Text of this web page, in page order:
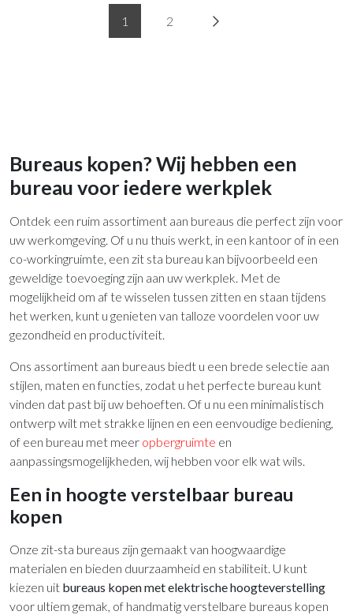
1 2
Bureaus kopen? Wij hebben een
bureau voor iedere werkplek
Ontdek een ruim assortiment aan bureaus die perfect zijn voor
uw werkomgeving. Of u nu thuis werkt, in een kantoor of in een
co-workingruimte, een zit sta bureau kan bijvoorbeeld een
geweldige toevoeging zijn aan uw werkplek. Met de
mogelijkheid om af te wisselen tussen zitten en staan tijdens
het werken, kunt u genieten van talloze voordelen voor uw
gezondheid en productiviteit.
Ons assortiment aan bureaus biedt u een brede selectie aan
stijlen, maten en functies, zodat u het perfecte bureau kunt
vinden dat past bij uw behoeften. Of u nu een minimalistisch
ontwerp wilt met strakke lijnen en een eenvoudige bediening,
of een bureau met meer opbergruimte en
aanpassingsmogelijkheden, wij hebben voor elk wat wils.
Een in hoogte verstelbaar bureau
kopen
Onze zit-sta bureaus zijn gemaakt van hoogwaardige
materialen en bieden duurzaamheid en stabiliteit. U kunt
kiezen uit bureaus kopen met elektrische hoogteverstelling
voor ultiem gemak, of handmatig verstelbare bureaus kopen